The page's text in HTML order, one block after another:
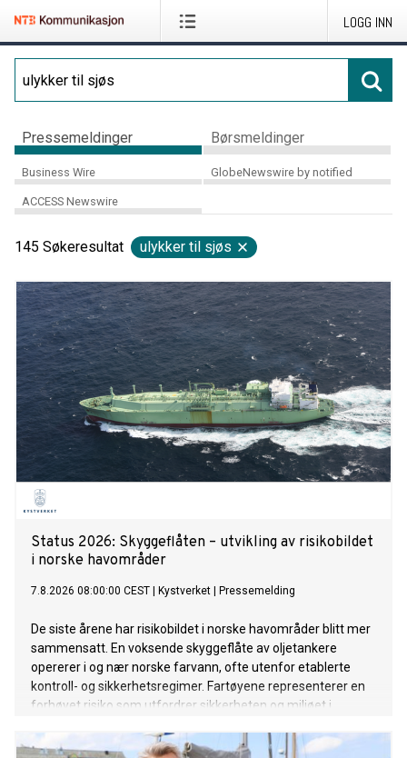
LOGG INN
Pressemeldinger Børsmeldinger
Business Wire GlobeNewswire by notified
ACCESS Newswire
145 Søkeresultat ulykker til sjøs
Status 2026: Skyggeflåten – utvikling av risikobildet
i ­norske ­havområder
7.8.2026 08:00:00 CEST Kystverket Pressemelding
De siste årene har risikobildet i norske havområder blitt mer
­sammensatt. En voksende skyggeflåte av oljetankere
opererer i og nær norske farvann, ofte utenfor etablerte
kontroll- og sikkerhets­regimer. Fartøyene representerer en
forhøyet risiko som utfordrer sikkerheten og miljøet i
tilpasse oss og som vi følger nøye med på utviklingen av.